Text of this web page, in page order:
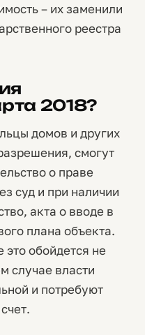
– их заменили
реестра
2018?
домов и других
смогут
о праве
суд и при наличии
акта о вводе в
плана объекта.
обойдется не
случае власти
и потребуют